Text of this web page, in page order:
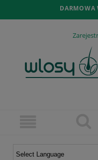
DARMOWA